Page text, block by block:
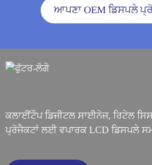
ਆਪਣਾ OEM ਡਿਸਪਲੇ
ਕਲਾਈਂਟੌਪ ਡਿਜੀਟਲ ਸਾਈਨੇਜ, ਰਿਟੇਲ
ਪ੍ਰੋਜੈਕਟਾਂ ਲਈ ਵਪਾਰਕ LCD ਡਿਸਪਲੇ